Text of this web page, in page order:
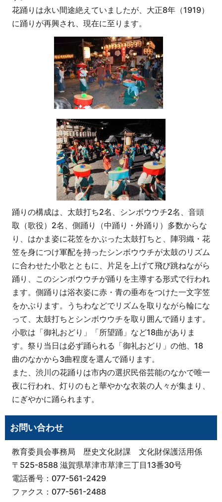
花踊りは永い間途絶えていましたが、大正8年（1919）
に踊りが再興され、現在に至ります。
踊りの構成は、太鼓打ち2名、シンボウウチ2名、音頭
取（歌役）2名、側踊り（中踊り・外踊り）多数からな
り、はかま姿に花笠をかぶった太鼓打ちと、陣羽織・花
笠を身につけ軍配を持ったシンボウウチが太鼓のリズム
に合わせた小歌とともに、片足を上げて飛び跳ねながら
踊り、このシンボウウチが踊りを主導する形式で行われ
ます。側踊りは浴衣姿に赤・青の垂布をつけた一文字笠
をかぶります。うちわなどでリズムを取りながら輪にな
って、太鼓打ちとシンボウウチを取り囲んで踊ります。
小歌は「御礼おどり」「所望踊」など18曲がありま
す。祭り当日は必ず踊られる「御礼おどり」の他、18
曲のなかから3曲程度を選んで踊ります。
また、渋川の花踊りは市内の選択民俗芸能のなかで唯一
夜に行われ、灯りのもと華やかな衣装の人々が集まり、
にぎやかに踊られます。
お問い合わせ
教育委員会事務局 歴史文化財課 文化財保護活用係
〒525-8588 滋賀県草津市草津三丁目13番30号
電話番号：077-561-2429
ファクス：077-561-2488